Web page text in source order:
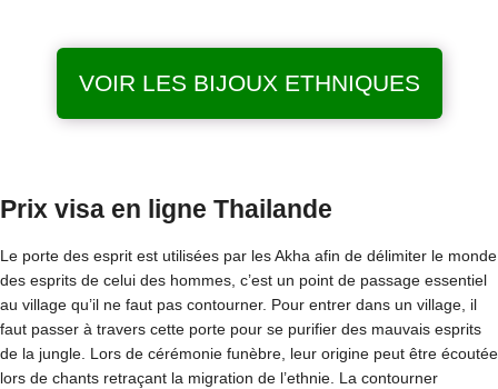
VOIR LES BIJOUX ETHNIQUES
Prix visa en ligne Thailande
Le porte des esprit est utilisées par les Akha afin de délimiter le monde
des esprits de celui des hommes, c’est un point de passage essentiel
au village qu’il ne faut pas contourner. Pour entrer dans un village, il
faut passer à travers cette porte pour se purifier des mauvais esprits
de la jungle. Lors de cérémonie funèbre, leur origine peut être écoutée
lors de chants retraçant la migration de l’ethnie. La contourner